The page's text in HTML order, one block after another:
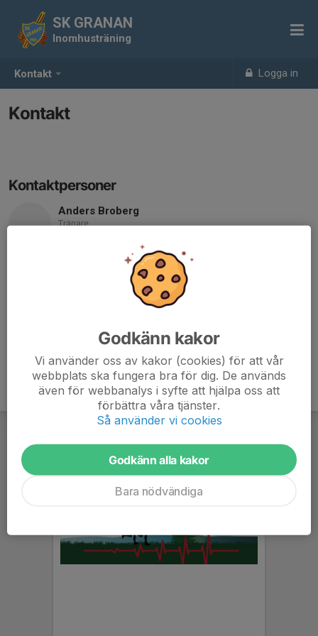
Kontakt Logga in
SK GRANAN
Inomhusträning
Kontakt
Kontaktpersoner
Anders Broberg
Tränare
Mobil visas bara för inloggade
E-post visas bara för inloggade
Godkänn kakor
Vi använder oss av kakor (cookies) för att vår
webbplats ska fungera bra för dig. De används
även för webbanalys i syfte att hjälpa oss att
förbättra våra tjänster.
Så använder vi cookies
Godkänn alla kakor
Bara nödvändiga